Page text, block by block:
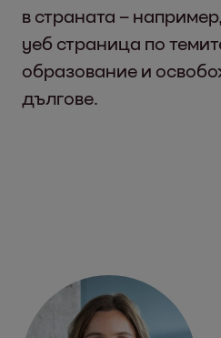
в страната –
уеб страница по
образование и
дългове.